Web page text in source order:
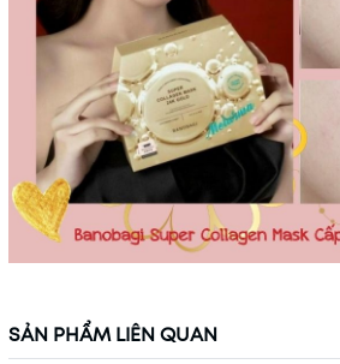
SẢN PHẨM LIÊN QUAN